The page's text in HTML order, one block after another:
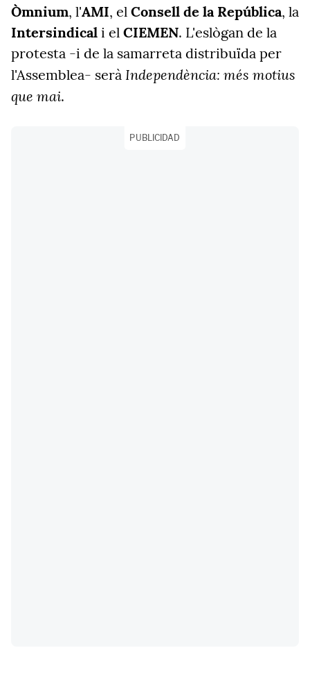
Òmnium, l'AMI, el Consell de la República, la
Intersindical i el CIEMEN. L'eslògan de la
protesta -i de la samarreta distribuïda per
l'Assemblea- serà Independència: més motius
que mai.
PUBLICIDAD